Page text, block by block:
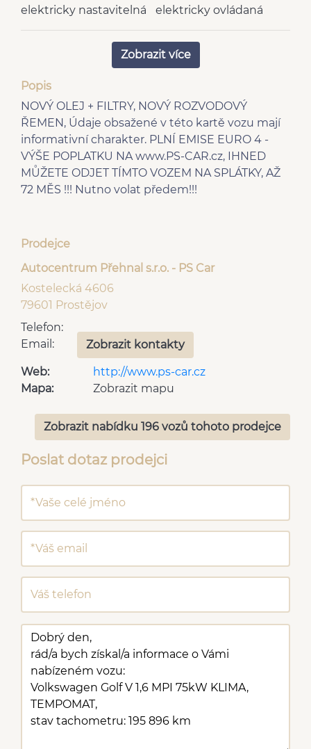
elektricky ovládaná
elektricky nastavitelná
výškově nastavitelná
sedadla
tónovaná skla
vyhřívaná zrcátka
airbag řidiče
výškově nastavitelné
sedadlo řidiče
deaktivace airbagu
spolujezdce
zadní stěrač
centrál dálkový
plní 'EURO IV'
el. přední okna
senzor světel
mlhovky
Zobrazit více
Popis
NOVÝ OLEJ + FILTRY, NOVÝ ROZVODOVÝ
ŘEMEN, Údaje obsažené v této kartě vozu mají
informativní charakter. PLNÍ EMISE EURO 4 -
VÝŠE POPLATKU NA www.PS-CAR.cz, IHNED
MŮŽETE ODJET TÍMTO VOZEM NA SPLÁTKY, AŽ
72 MĚS !!! Nutno volat předem!!!
Prodejce
Autocentrum Přehnal s.r.o. - PS Car
Kostelecká 4606
79601 Prostějov
Telefon:
Email:
Zobrazit kontakty
Web:
http://www.ps-car.cz
Mapa:
Zobrazit mapu
Zobrazit nabídku 196 vozů tohoto prodejce
Poslat dotaz prodejci